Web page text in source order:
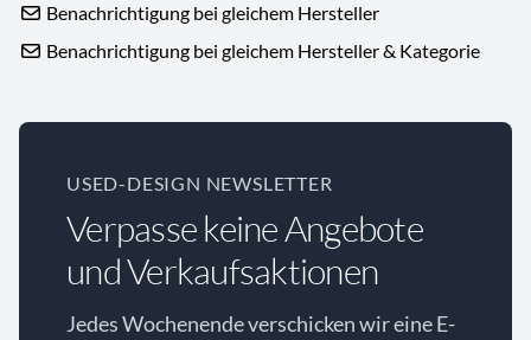
Benachrichtigung bei gleichem Hersteller
Benachrichtigung bei gleichem Hersteller & Kategorie
USED-DESIGN NEWSLETTER
Verpasse keine Angebote
und Verkaufsaktionen
Jedes Wochenende verschicken wir eine E-